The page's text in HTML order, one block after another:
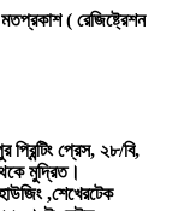
( রেজিষ্ট্রেশন
প্রেস, ২৮/বি,
মুদ্রিত।
,শেখেরটেক